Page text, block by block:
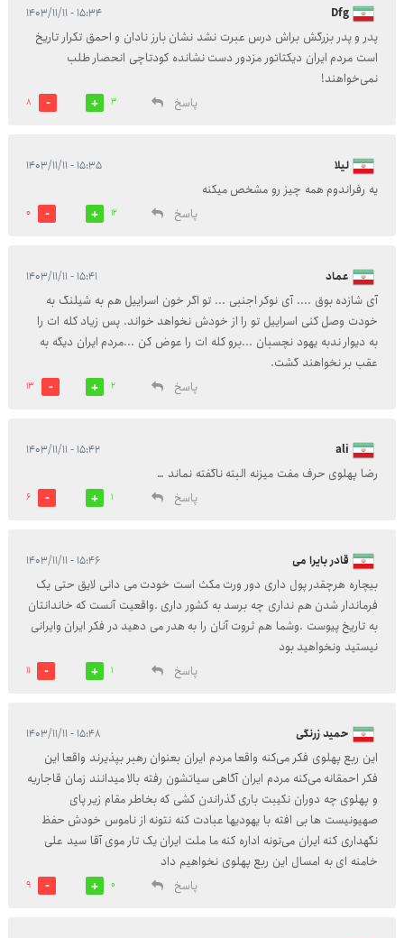
Dfg ۱۵:۳۴ - ۱۴۰۳/۱۱/۱۱
پدر و پدر بزرگش براش درس عبرت نشد نشان بارز نادان و احمق تکرار تاریخ
است مردم ایران دیکتاتور مزدور دست نشانده کودتاچی انحصار طلب
نمی‌خواهند!
پاسخ
3
8
لیلا ۱۵:۳۵ - ۱۴۰۳/۱۱/۱۱
یه رفراندوم همه چیز رو مشخص میکنه
پاسخ
12
0
عماد ۱۵:۴۱ - ۱۴۰۳/۱۱/۱۱
آی شازده بوق .... آی نوکر اجنبی ... تو اگر خون اسراییل هم به شیلنگ به
خودت وصل کنی اسراییل تو را از خودش نخواهد خواند. پس زیاد کله ات را
به دیوار ندبه یهود نچسبان ...برو کله ات را عوض کن ...مردم ایران دیگه به
عقب بر نخواهند گشت.
پاسخ
2
13
ali ۱۵:۴۲ - ۱۴۰۳/۱۱/۱۱
رضا پهلوی حرف مفت میزنه البته ناگفته نماند …
پاسخ
1
6
قادر بایرا می ۱۵:۴۶ - ۱۴۰۳/۱۱/۱۱
بیچاره هرچقدر پول داری دور ورت مکث است خودت می دانی لایق حتی یک
فرماندار شدن هم نداری چه برسد به کشور داری .واقعیت آنست که خاندانتان
به تاریخ پیوست .وشما هم ثروت آنان را به هدر می دهید در فکر ایران وایرانی
نیستید ونخواهید بود
پاسخ
1
11
حمید زرنگی ۱۵:۴۸ - ۱۴۰۳/۱۱/۱۱
این ربع پهلوی فکر می‌کنه واقعا مردم ایران بعنوان رهبر بپذیرند واقعا این
فکر احمقانه می‌کنه مردم ایران آگاهی سیاتشون رفته بالا میدانند زمان قاجاریه
و پهلوی چه دوران نکیبت باری گذراندن کشی که بخاطر مقام زیر پای
صهیونیست ها بی افته با یهودیها عبادت کنه نتونه از ناموس خودش حفظ
نگهداری کنه ایران می‌تونه اداره کنه ما ملت ایران یک تار موی آقا سید علی
خامنه ای به امسال این ربع پهلوی نخواهیم داد
پاسخ
0
9